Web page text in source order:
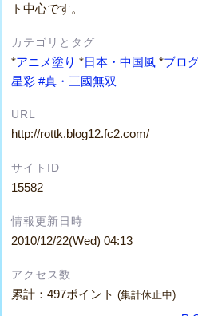
ト中心です。
カテゴリとタグ
*アニメ塗り *日本・中国風 *ブロ
星彩 #真・三國無双
URL
http://rottk.blog12.fc2.com/
サイトID
15582
情報更新日時
2010/12/22(Wed) 04:13
アクセス数
累計：497ポイント(集計休止中)